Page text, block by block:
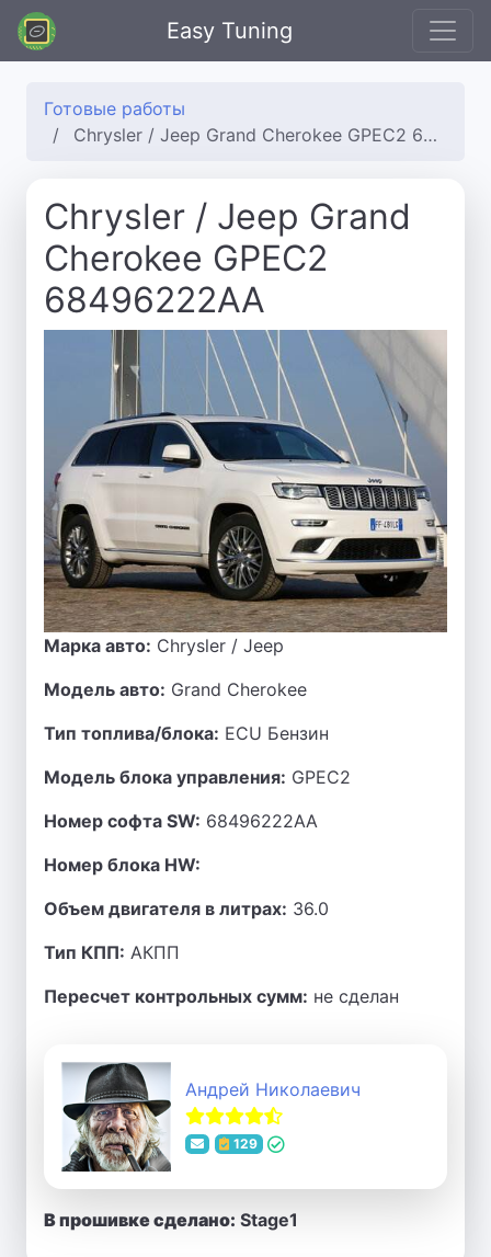
Easy Tuning
Готовые работы
Chrysler / Jeep Grand Cherokee GPEC2 68496222AA
Chrysler / Jeep Grand
Cherokee GPEC2
68496222AA
Марка авто: Chrysler / Jeep
Модель авто: Grand Cherokee
Тип топлива/блока: ECU Бензин
Модель блока управления: GPEC2
Номер софта SW: 68496222AA
Номер блока HW:
Объем двигателя в литрах: 36.0
Тип КПП: АКПП
Пересчет контрольных сумм: не сделан
Андрей Николаевич
129
В прошивке сделано: Stage1